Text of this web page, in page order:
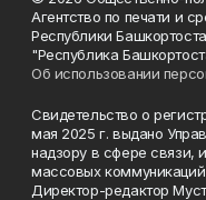
Агентство по печати и
Республики
"Республика
Об использовании
Свидетельство о
мая 2025 г. выдано
надзору в сфере связи,
массовых
Директор-редактор